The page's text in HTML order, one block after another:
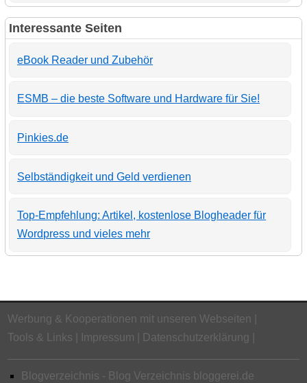
Interessante Seiten
eBook Reader und Zubehör
ESMB – die beste Software und Hardware für Sie!
Pinkies.de
Selbständigkeit und Geld verdienen
Top-Empfehlung: Artikel, kostenlose Blogheader für
Wordpress und vieles mehr
Werbung & Kooperationen mit unseren Webseiten
Tools & Links
Impressum Datenschutzerklärung
Blogverzeichnis - Blog Verzeichnis bloggerei.de